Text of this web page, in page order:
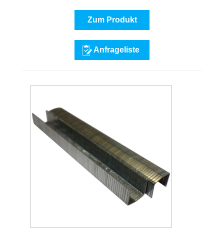
Zum Produkt
Anfrageliste